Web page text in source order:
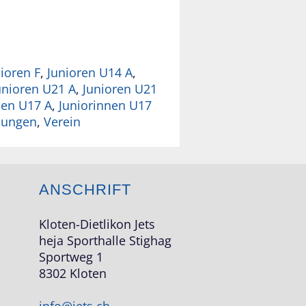
F, Junioren U14 A,
U21 A, Junioren U21
U17 A, Juniorinnen U17
, Verein
ANSCHRIFT
Kloten-Dietlikon Jets
heja Sporthalle Stighag
Sportweg 1
8302 Kloten